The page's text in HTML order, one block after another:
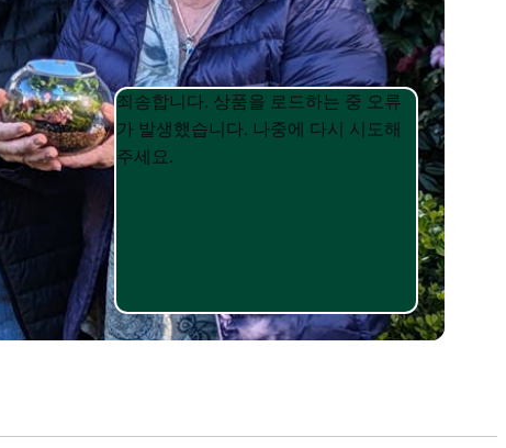
Product
List
Product
List
죄송합니다. 상품을 로드하는 중 오류
가 발생했습니다. 나중에 다시 시도해
주세요.